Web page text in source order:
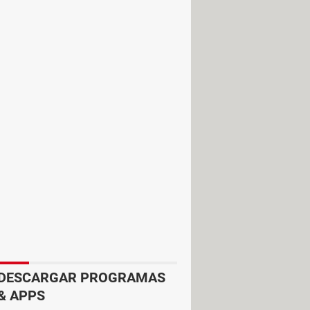
eliminados
sistema y versiones anteriores
PROGRAMAS
APPS